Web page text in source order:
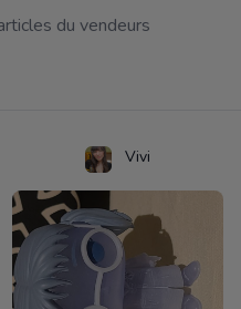
du vendeurs
Vivi